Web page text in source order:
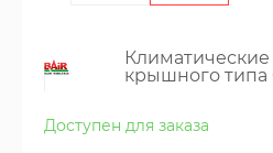
Климатические
крышного типа
Доступен для заказа